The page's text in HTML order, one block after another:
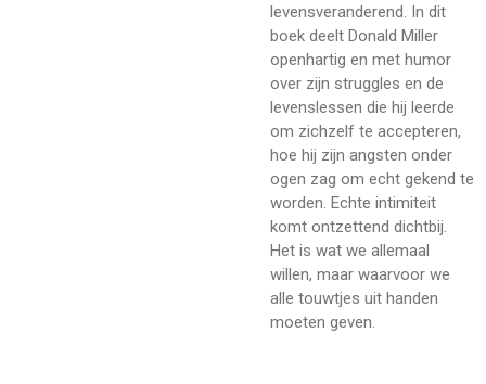
levensveranderend. In dit
boek deelt Donald Miller
openhartig en met humor
over zijn struggles en de
levenslessen die hij leerde
om zichzelf te accepteren,
hoe hij zijn angsten onder
ogen zag om echt gekend te
worden. Echte intimiteit
komt ontzettend dichtbij.
Het is wat we allemaal
willen, maar waarvoor we
alle touwtjes uit handen
moeten geven.